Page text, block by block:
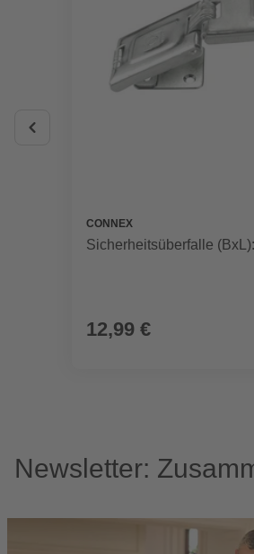
CONNEX
Sicherheitsüberfalle
12,99 €
Newsletter: